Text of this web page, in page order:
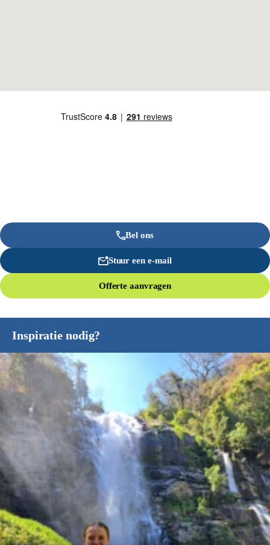
Bel ons
Stuur een e-mail
Offerte aanvragen
Inspiratie nodig?